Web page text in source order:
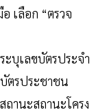
เลือก “ตรวจ
บุเลขบัตรประจำ
ตรประชาชน
ถานะสถานะโครง